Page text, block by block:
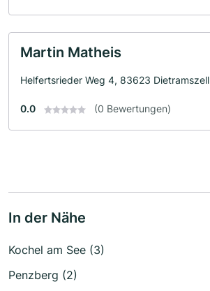
Martin Matheis
Helfertsrieder Weg 4, 83623 Dietramszell
0.0 (0 Bewertungen)
In der Nähe
Kochel am See (3)
Penzberg (2)